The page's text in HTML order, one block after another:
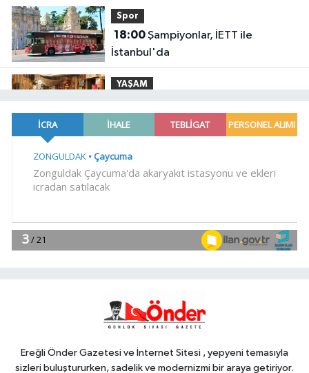
Spor
18:00Şampiyonlar, İETT ile
İstanbul'da
YAŞAM
pazarı renk katıyor
17:30DAĞDER ve BUMEV'den
17:15
kritik ziyaret
Ereğli Önder Gazetesi ve İnternet Sitesi , yepyeni temasıyla
sizleri buluştururken, sadelik ve modernizmi bir araya getiriyor.